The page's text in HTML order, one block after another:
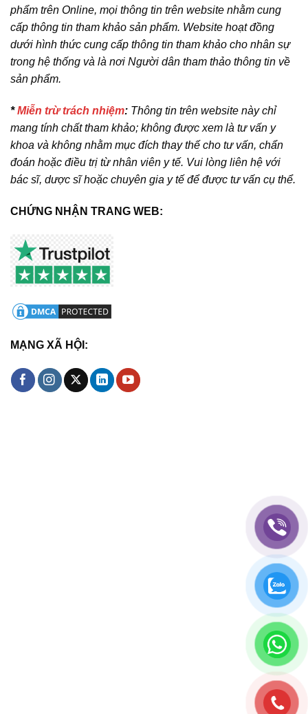
phẩm trên Online, mọi thông tin trên website nhằm cung
cấp thông tin tham khảo sản phẩm. Website hoạt đồng
dưới hình thức cung cấp thông tin tham khảo cho nhân sự
trong hệ thống và là nơi Người dân tham thảo thông tin về
sản phẩm.
*Miễn trừ trách nhiệm: Thông tin trên website này chỉ
mang tính chất tham khảo; không được xem là tư vấn y
khoa và không nhằm mục đích thay thế cho tư vấn, chẩn
đoán hoặc điều trị từ nhân viên y tế. Vui lòng liên hệ với
bác sĩ, dược sĩ hoặc chuyên gia y tế để được tư vấn cụ thể.
CHỨNG NHẬN TRANG WEB:
MẠNG XÃ HỘI: